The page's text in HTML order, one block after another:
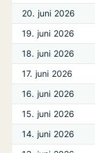
20. juni 2026
19. juni 2026
18. juni 2026
17. juni 2026
16. juni 2026
15. juni 2026
14. juni 2026